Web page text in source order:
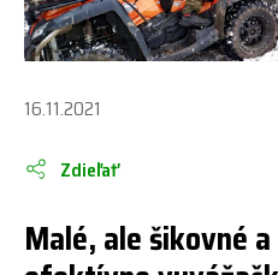
16.11.2021
Zdieľať
Malé, ale šikovné